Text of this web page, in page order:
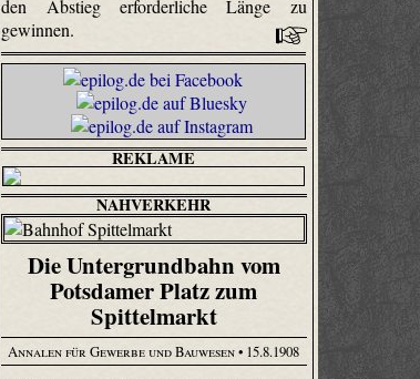
den Abstieg erforderliche Länge zu
gewinnen.
REKLAME
NAHVERKEHR
Die Untergrundbahn vom
Potsdamer Platz zum
Spittelmarkt
Annalen für Gewerbe und Bauwesen• 15.8.1908